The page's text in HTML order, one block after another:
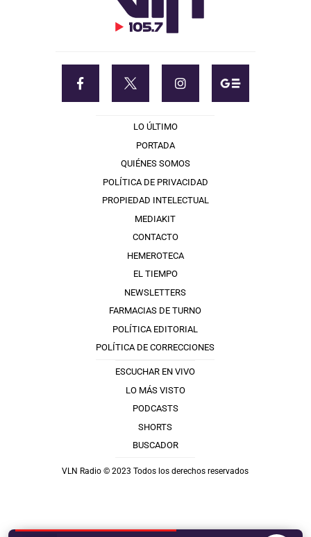
LO ÚLTIMO
PORTADA
QUIÉNES SOMOS
POLÍTICA DE PRIVACIDAD
PROPIEDAD INTELECTUAL
MEDIAKIT
CONTACTO
HEMEROTECA
EL TIEMPO
NEWSLETTERS
FARMACIAS DE TURNO
POLÍTICA EDITORIAL
POLÍTICA DE CORRECCIONES
ESCUCHAR EN VIVO
LO MÁS VISTO
PODCASTS
SHORTS
BUSCADOR
VLN Radio © 2023 Todos los derechos reservados